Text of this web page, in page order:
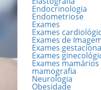
Endocrinologia
Endometriose
Exames
Exames
Exames de
Exames
Exames
Exames mamários
mamografia
Neurologia
Obesidade